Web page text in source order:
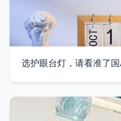
选护眼台灯，请看准了